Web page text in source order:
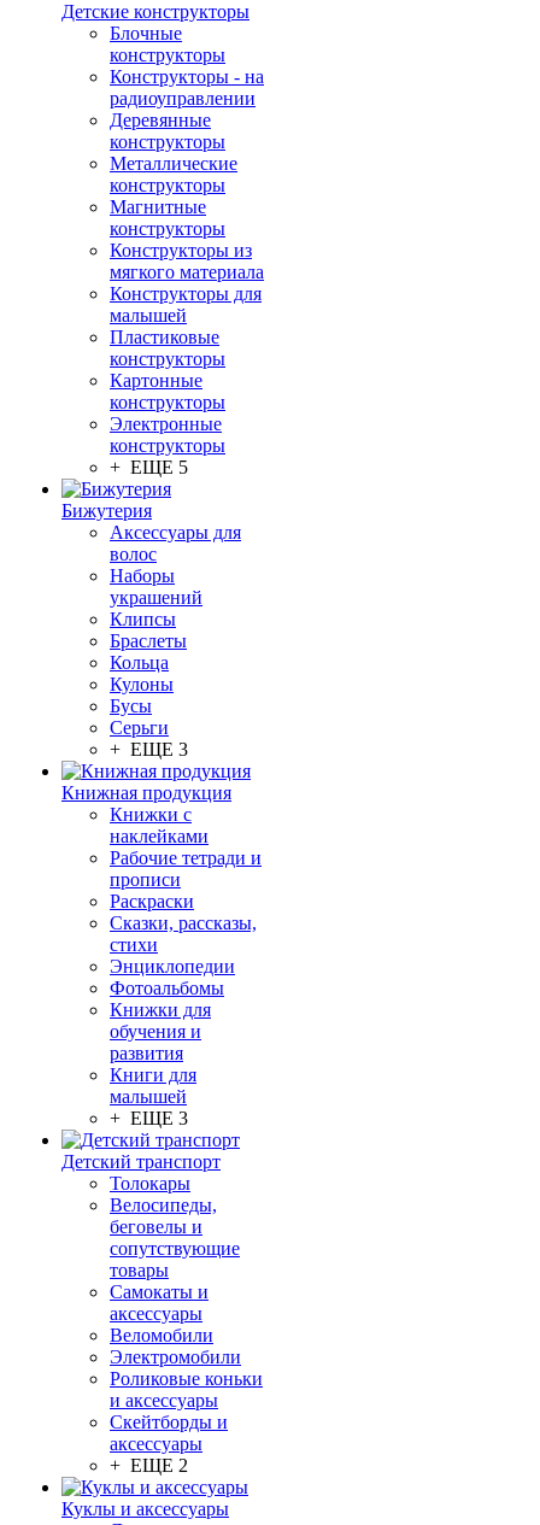
Детские конструкторы
Блочные
конструкторы
Конструкторы - на
радиоуправлении
Деревянные
конструкторы
Металлические
конструкторы
Магнитные
конструкторы
Конструкторы из
мягкого материала
Конструкторы для
малышей
Пластиковые
конструкторы
Картонные
конструкторы
Электронные
конструкторы
+ ЕЩЕ 5
Бижутерия
Аксессуары для
волос
Наборы
украшений
Клипсы
Браслеты
Кольца
Кулоны
Бусы
Серьги
+ ЕЩЕ 3
Книжная продукция
Книжки с
наклейками
Рабочие тетради и
прописи
Раскраски
Сказки, рассказы,
стихи
Энциклопедии
Фотоальбомы
Книжки для
обучения и
развития
Книги для
малышей
+ ЕЩЕ 3
Детский транспорт
Толокары
Велосипеды,
беговелы и
сопутствующие
товары
Самокаты и
аксессуары
Веломобили
Электромобили
Роликовые коньки
и аксессуары
Скейтборды и
аксессуары
+ ЕЩЕ 2
Куклы и аксессуары